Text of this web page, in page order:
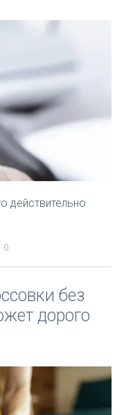
действительно
0
без
дорого